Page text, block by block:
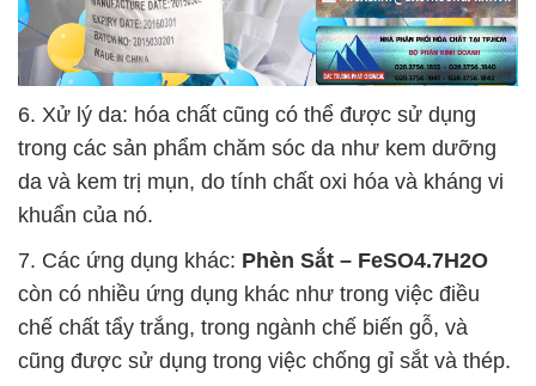
6. Xử lý da: hóa chất cũng có thể được sử dụng
trong các sản phẩm chăm sóc da như kem dưỡng
da và kem trị mụn, do tính chất oxi hóa và kháng vi
khuẩn của nó.
7. Các ứng dụng khác: Phèn Sắt – FeSO4.7H2O
còn có nhiều ứng dụng khác như trong việc điều
chế chất tẩy trắng, trong ngành chế biến gỗ, và
cũng được sử dụng trong việc chống gỉ sắt và thép.